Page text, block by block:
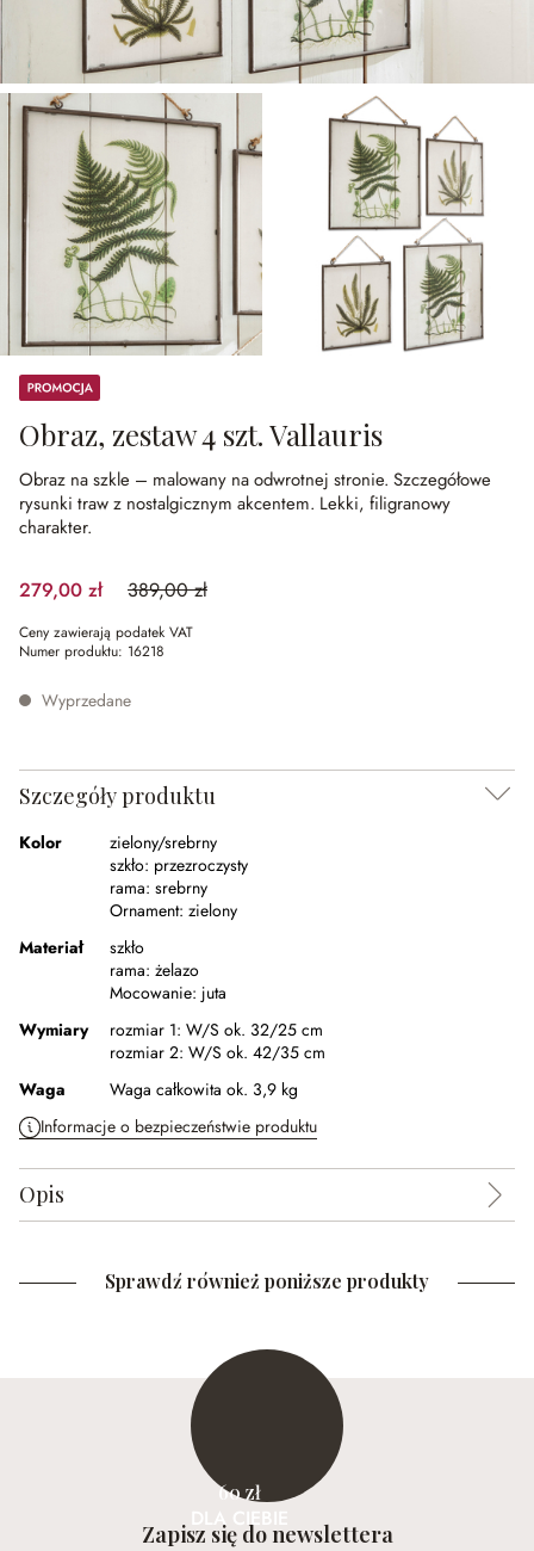
Promocja
Obraz, zestaw 4 szt. Vallauris
Obraz na szkle – malowany na odwrotnej stronie. Szczegółowe
rysunki traw z nostalgicznym akcentem. Lekki, filigranowy
charakter.
279,00 zł 389,00 zł
(28.28%spared)
Ceny zawierają podatek VAT
Numer produktu: 16218
Wyprzedane
Szczegóły produktu
Kolor
zielony/srebrny
szkło: przezroczysty
rama: srebrny
Ornament: zielony
Materiał
szkło
rama: żelazo
Mocowanie: juta
Wymiary
rozmiar 1: W/S ok. 32/25 cm
rozmiar 2: W/S ok. 42/35 cm
Waga
Waga całkowita ok. 3,9 kg
Informacje o bezpieczeństwie produktu
Opis
Sprawdź również poniższe produkty
60 zł
DLA CIEBIE
Zapisz się do newslettera